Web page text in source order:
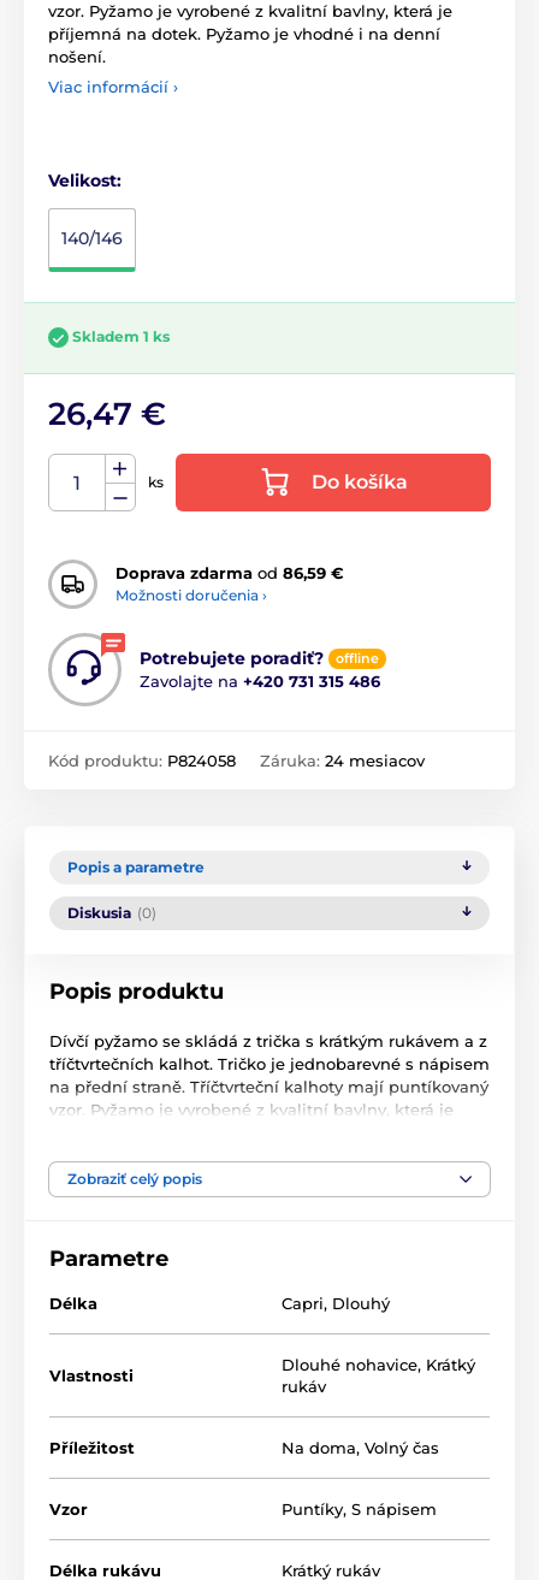
vzor. Pyžamo je vyrobené z kvalitní bavlny, která je
příjemná na dotek. Pyžamo je vhodné i na denní
nošení.
Viac informácií ›
Velikost:
140/146
Skladem 1 ks
26,47 €
ks Do košíka
Doprava zdarma od 86,59 €
Možnosti doručenia ›
Potrebujete poradiť? offline
Zavolajte na +420 731 315 486
Kód produktu: P824058 Záruka: 24 mesiacov
Popis a parametre
Diskusia (0)
Popis produktu
Dívčí pyžamo se skládá z trička s krátkým rukávem a z
tříčtvrtečních kalhot. Tričko je jednobarevné s nápisem
na přední straně. Tříčtvrteční kalhoty mají puntíkovaný
vzor. Pyžamo je vyrobené z kvalitní bavlny, která je
Bavlněné pyžamo v krásné barvě se hodí pro všechny
Materiál: 100% bavlna
Produkt je zaradený v kategóriách
Dívčí pyžama dlouhá
Zobraziť celý popis
Parametre
Délka Capri, Dlouhý
Vlastnosti
Dlouhé nohavice, Krátký
rukáv
Příležitost Na doma, Volný čas
Vzor Puntíky, S nápisem
Délka rukávu Krátký rukáv